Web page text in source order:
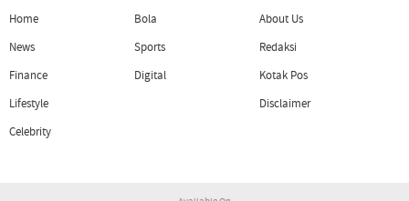
Home
News
Finance
Lifestyle
Celebrity
Bola
Sports
Digital
About Us
Redaksi
Kotak Pos
Disclaimer